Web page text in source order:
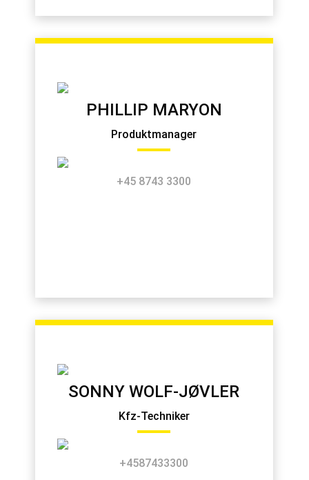
PHILLIP MARYON
Produktmanager
+45 8743 3300
SONNY WOLF-JØVLER
Kfz-Techniker
+4587433300